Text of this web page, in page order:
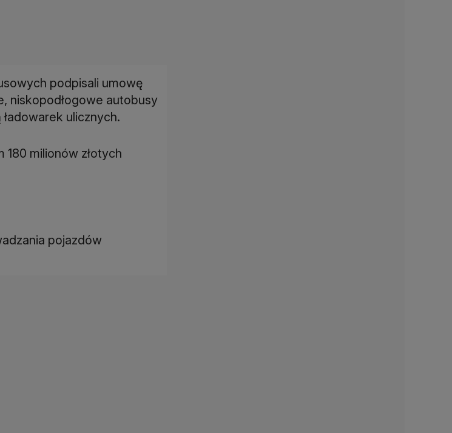
podpisali umowę
niskopodłogowe autobusy
ulicznych.
180 milionów złotych
pojazdów